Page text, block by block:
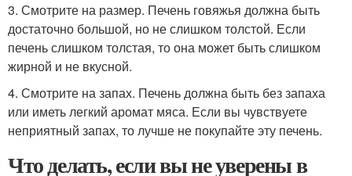
3. Смотрите на размер. Печень говяжья должна быть
достаточно большой, но не слишком толстой. Если
печень слишком толстая, то она может быть слишком
жирной и не вкусной.
4. Смотрите на запах. Печень должна быть без запаха
или иметь легкий аромат мяса. Если вы чувствуете
неприятный запах, то лучше не покупайте эту печень.
Что делать, если вы не уверены в